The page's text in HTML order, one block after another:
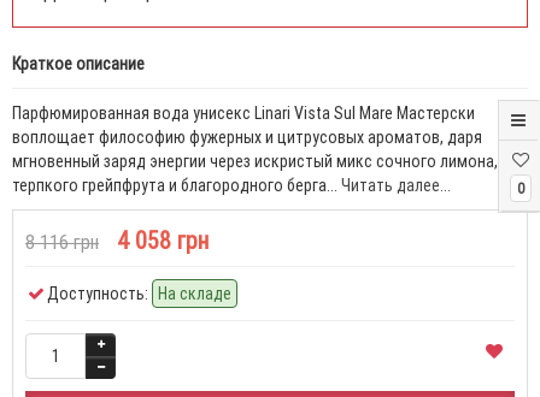
0
Краткое описание
Парфюмированная вода унисекс Linari Vista Sul Mare Мастерски
воплощает философию фужерных и цитрусовых ароматов, даря
мгновенный заряд энергии через искристый микс сочного лимона,
терпкого грейпфрута и благородного берга... Читать далее...
8 116 грн 4 058 грн
Доступность: На складе